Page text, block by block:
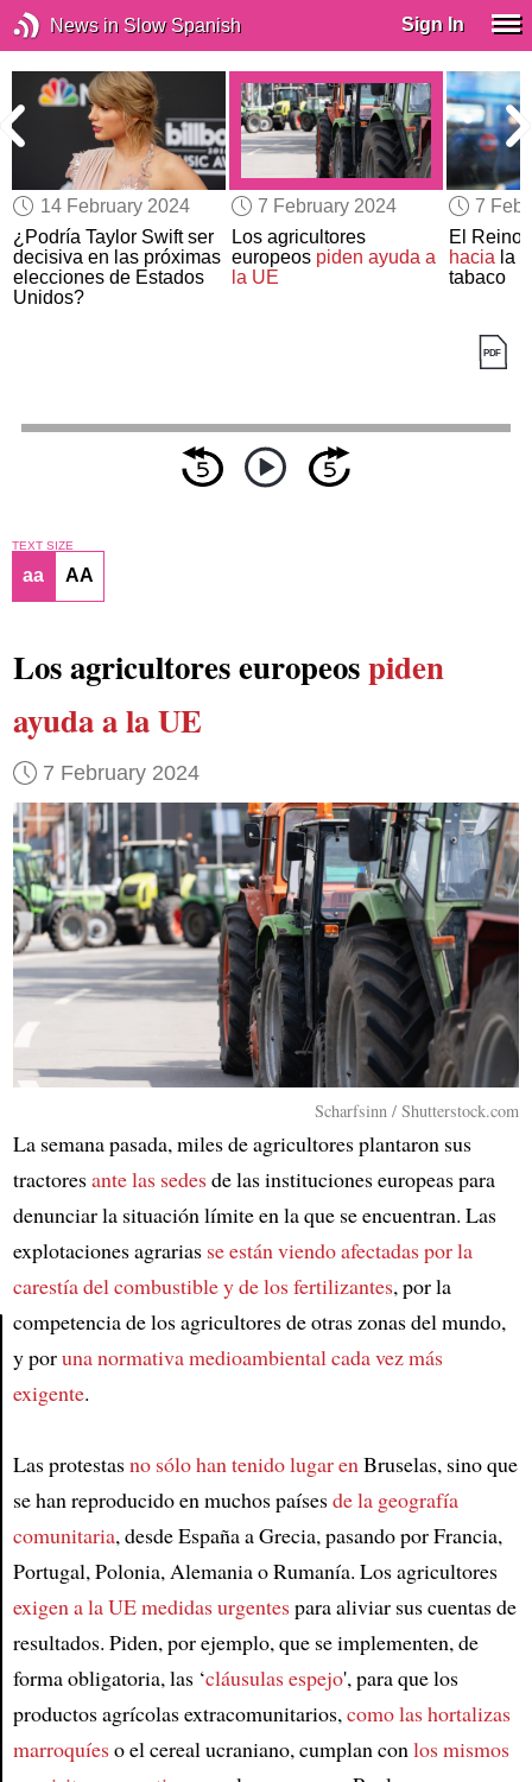
News in Slow Spanish Sign In
14 February 2024
¿Podría Taylor Swift ser
decisiva en las próximas
elecciones de Estados
Unidos?
7 February 2024
Los agricultores
europeos piden ayuda a
la UE
7
El Reino
haciala
tabaco
Article
TEXT SIZE
aa AA
Los agricultores europeospiden
ayuda a la UE
7 February 2024
Scharfsinn / Shutterstock.com
La semana pasada, miles de agricultores plantaron sus
tractoresante las sedesde las instituciones europeas para
denunciar la situación límite en la que se encuentran. Las
explotaciones agrarias se están viendo afectadas por la
carestía del combustible y de los fertilizantes, por la
competencia de los agricultores de otras zonas del mundo,
y poruna normativa medioambiental cada vez más
exigente.
Las protestasno sólo han tenido lugar enBruselas, sino que
se han reproducido en muchos paísesde la geografía
comunitaria, desde España a Grecia, pasando por Francia,
Portugal, Polonia, Alemania o Rumanía. Los agricultores
exigen a la UE medidas urgentespara aliviar sus cuentas de
resultados. Piden, por ejemplo, que se implementen, de
forma obligatoria, las ‘cláusulas espejo', para que los
productos agrícolas extracomunitarios,como las hortalizas
marroquíeso el cereal ucraniano, cumplan conlos mismos